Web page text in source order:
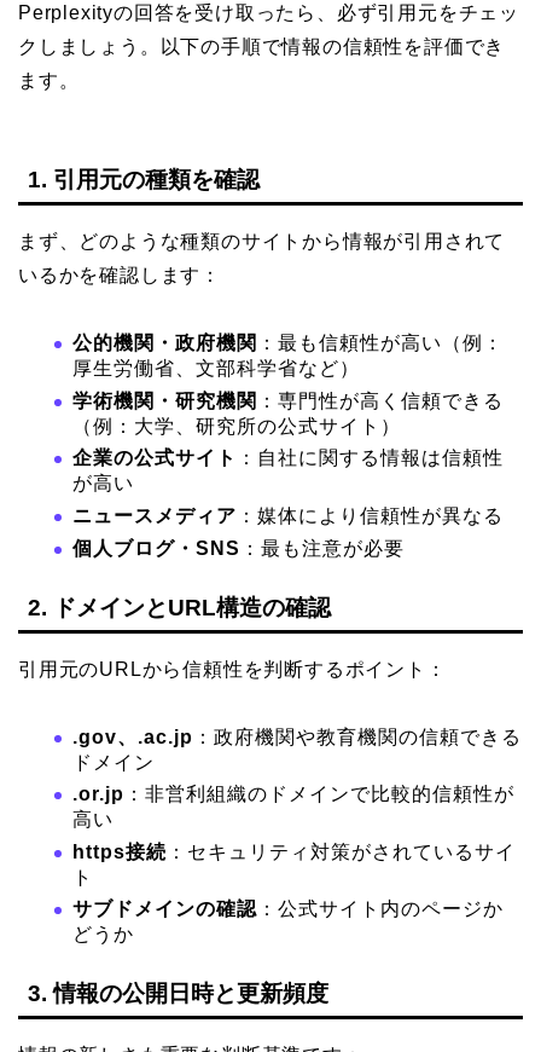
Perplexityの回答を受け取ったら、必ず引用元をチェッ
クしましょう。以下の手順で情報の信頼性を評価でき
ます。
1. 引用元の種類を確認
まず、どのような種類のサイトから情報が引用されて
いるかを確認します：
公的機関・政府機関 ：最も信頼性が高い（例：
厚生労働省、文部科学省など）
学術機関・研究機関 ：専門性が高く信頼できる
（例：大学、研究所の公式サイト）
企業の公式サイト
：自社に関する情報は信頼性
が高い
ニュースメディア ：媒体により信頼性が異なる
個人ブログ・SNS ：最も注意が必要
2. ドメインとURL構造の確認
引用元のURLから信頼性を判断するポイント：
.gov、.ac.jp ：政府機関や教育機関の信頼できる
ドメイン
.or.jp ：非営利組織のドメインで比較的信頼性が
高い
https接続 ：セキュリティ対策がされているサイ
ト
サブドメインの確認 ：公式サイト内のページか
どうか
3. 情報の公開日時と更新頻度